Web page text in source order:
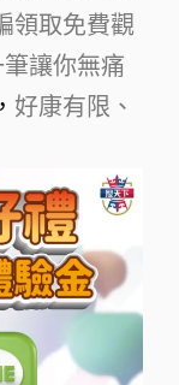
領取免費觀
讓你無痛
好康有限、